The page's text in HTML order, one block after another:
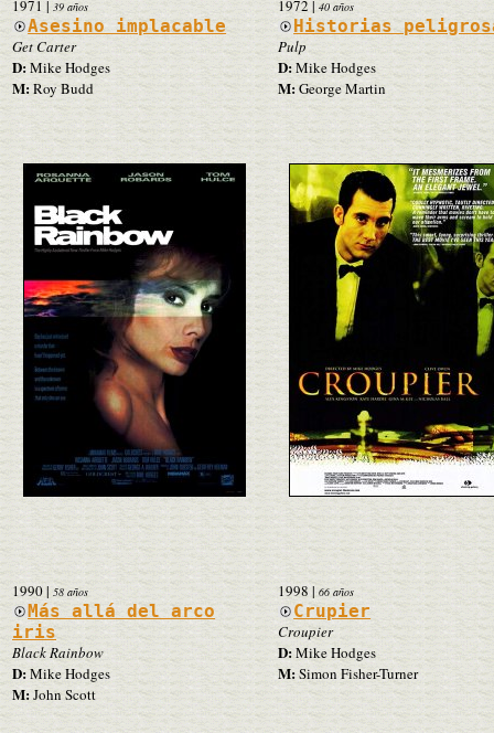
1971 | 39 años
Asesino implacable
Get Carter
D:Mike Hodges
M:Roy Budd
1972 |40 años
Historias
Pulp
D:Mike Hodges
M:George Martin
1990| 58 años
Más allá del arco
iris
Black Rainbow
D:Mike Hodges
M:John Scott
1998 |66 años
Crupier
Croupier
D:Mike Hodges
M:Simon Fisher-Turner